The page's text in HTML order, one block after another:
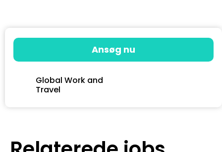
Ansøg nu
Global Work and
Travel